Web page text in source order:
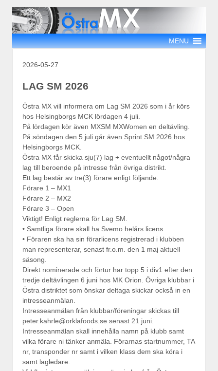
MENU
2026-05-27
LAG SM 2026
Östra MX vill informera om Lag SM 2026 som i år körs
hos Helsingborgs MCK lördagen 4 juli.
På lördagen kör även MXSM MXWomen en deltävling.
På söndagen den 5 juli går även Sprint SM 2026 hos
Helsingborgs MCK.
Östra MX får skicka sju(7) lag + eventuellt något/några
lag till beroende på intresse från övriga distrikt.
Ett lag består av tre(3) förare enligt följande:
Förare 1 – MX1
Förare 2 – MX2
Förare 3 – Open
Viktigt! Enligt reglerna för Lag SM.
• Samtliga förare skall ha Svemo helårs licens
• Föraren ska ha sin förarlicens registrerad i klubben
man representerar, senast fr.o.m. den 1 maj aktuell
säsong.
Direkt nominerade och förtur har topp 5 i div1 efter den
tredje deltävlingen 6 juni hos MK Orion. Övriga klubbar i
Östra distriktet som önskar deltaga skickar också in en
intresseanmälan.
Intresseanmälan från klubbar/föreningar skickas till
peter.kahrle@orklafoods.se senast 21 juni.
Intresseanmälan skall innehålla namn på klubb samt
vilka förare ni tänker anmäla. Förarnas startnummer, TA
nr, transponder nr samt i vilken klass dem ska köra i
samt lagledare.